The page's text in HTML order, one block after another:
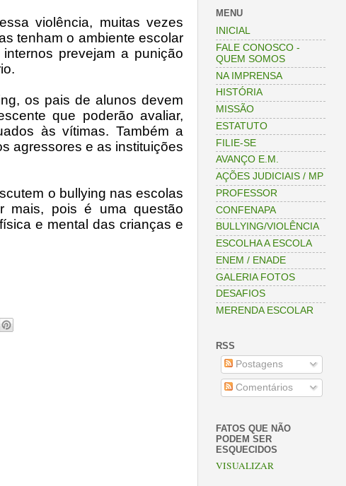
violência, muitas vezes
tenham o ambiente escolar
prevejam a punição
os pais de alunos devem
que poderão avaliar,
às vítimas. Também a
agressores e as instituições
o bullying nas escolas
mais, pois é uma questão
e mental das crianças e
MENU
INICIAL
FALE CONOSCO -
QUEM SOMOS
NA IMPRENSA
HISTÓRIA
MISSÃO
ESTATUTO
FILIE-SE
AVANÇO E.M.
AÇÕES JUDICIAIS / MP
PROFESSOR
CONFENAPA
BULLYING/VIOLÊNCIA
ESCOLHA A ESCOLA
ENEM / ENADE
GALERIA FOTOS
DESAFIOS
MERENDA ESCOLAR
RSS
Postagens
Comentários
FATOS QUE NÃO
PODEM SER
ESQUECIDOS
VISUALIZAR